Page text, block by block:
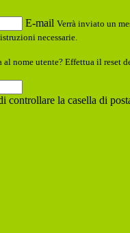
E-mail Verrà inviato un
necessarie.
al nome utente? Effettua il reset
controllare la casella di